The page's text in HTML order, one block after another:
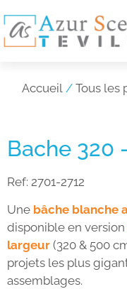
Accueil / Tous les
Bache 320
Ref: 2701-2712
Une bâche blanche
disponible en version
largeur (320 & 500
projets les plus
assemblages.